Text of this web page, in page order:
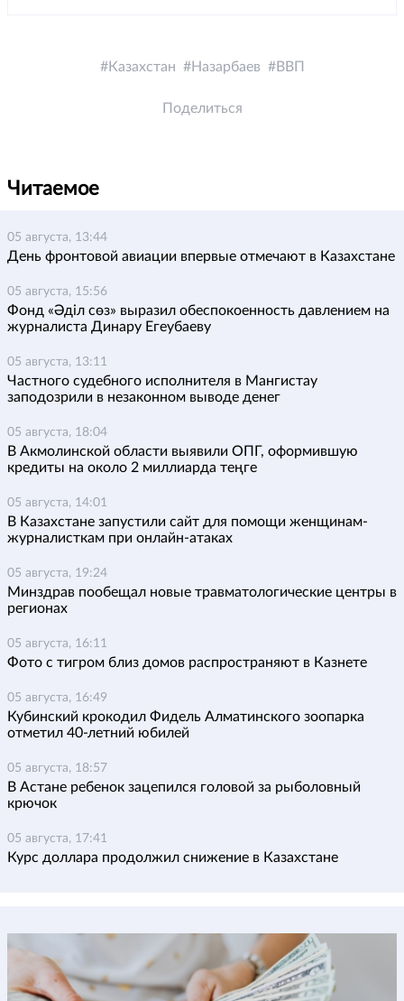
Казахстан Назарбаев ВВП
Поделиться
Читаемое
05 августа, 13:44
День фронтовой авиации впервые отмечают в Казахстане
05 августа, 15:56
Фонд «Әділ сөз» выразил обеспокоенность давлением на
журналиста Динару Егеубаеву
05 августа, 13:11
Частного судебного исполнителя в Мангистау
заподозрили в незаконном выводе денег
05 августа, 18:04
В Акмолинской области выявили ОПГ, оформившую
кредиты на около 2 миллиарда теңге
05 августа, 14:01
В Казахстане запустили сайт для помощи женщинам-
журналисткам при онлайн-атаках
05 августа, 19:24
Минздрав пообещал новые травматологические центры в
регионах
05 августа, 16:11
Фото с тигром близ домов распространяют в Казнете
05 августа, 16:49
Кубинский крокодил Фидель Алматинского зоопарка
отметил 40-летний юбилей
05 августа, 18:57
В Астане ребенок зацепился головой за рыболовный
крючок
05 августа, 17:41
Курс доллара продолжил снижение в Казахстане